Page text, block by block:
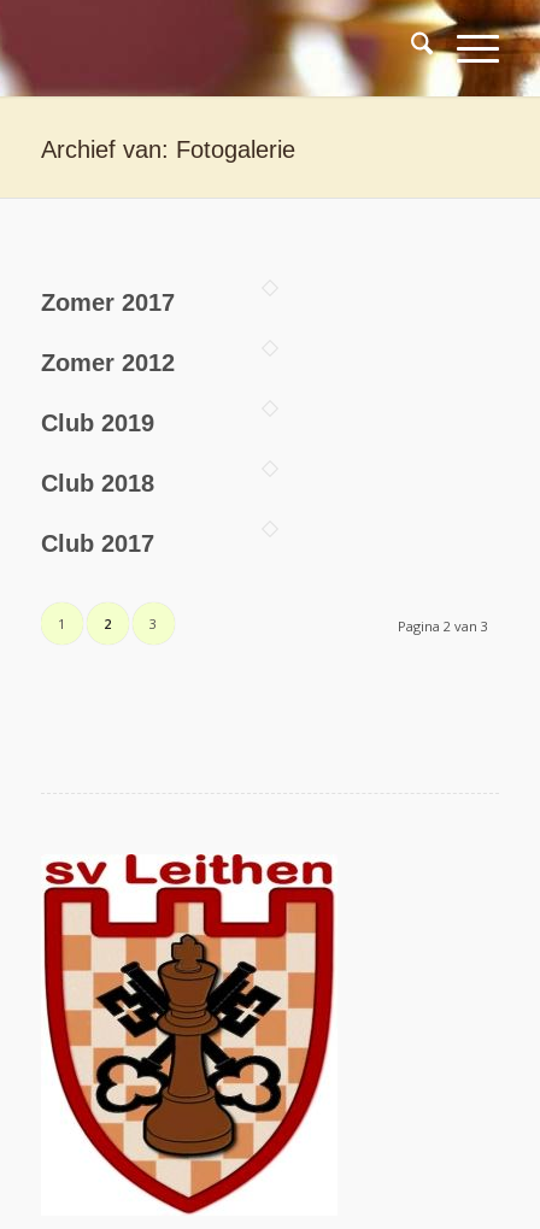
Archief van: Fotogalerie
Zomer 2017
Zomer 2012
Club 2019
Club 2018
Club 2017
Pagina 2 van 3
1 2 3